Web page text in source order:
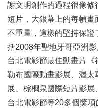
謝文明創作的過程很像修
短片，大銀幕上的每幀畫
不重量，這樣的堅持保證
括2008年聖地牙哥亞洲
台北電影節最佳動畫片《
勒布國際動畫影展、渥太
展、棕櫚泉國際短片影展
台北電影節等20多個獎